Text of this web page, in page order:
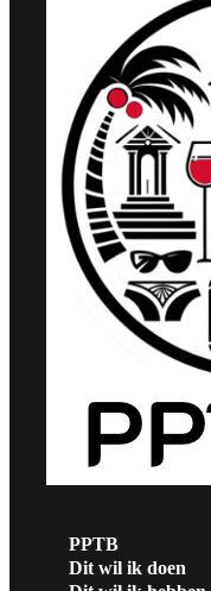
PPTB
Dit wil ik doen